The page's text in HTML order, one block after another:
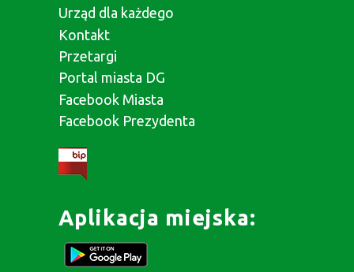
Urząd dla każdego
Kontakt
Przetargi
Portal miasta DG
Facebook Miasta
Facebook Prezydenta
Aplikacja miejska: